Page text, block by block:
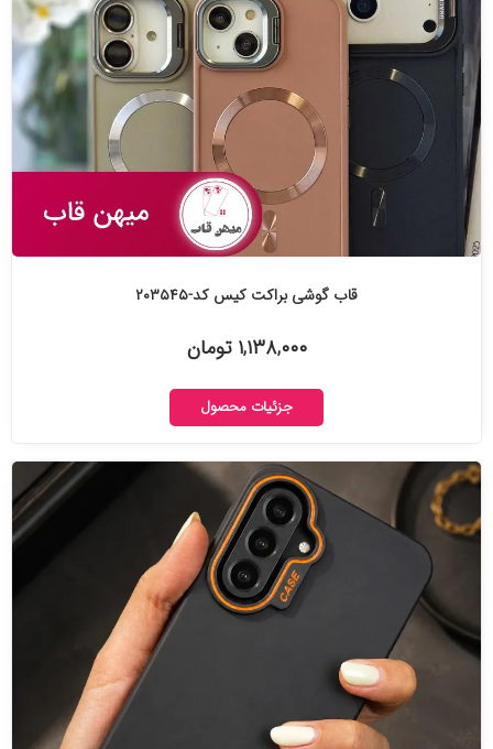
قاب گوشی براکت کیس کد-۲۰۳۵۴۵
۱,۱۳۸,۰۰۰ تومان
جزئیات محصول